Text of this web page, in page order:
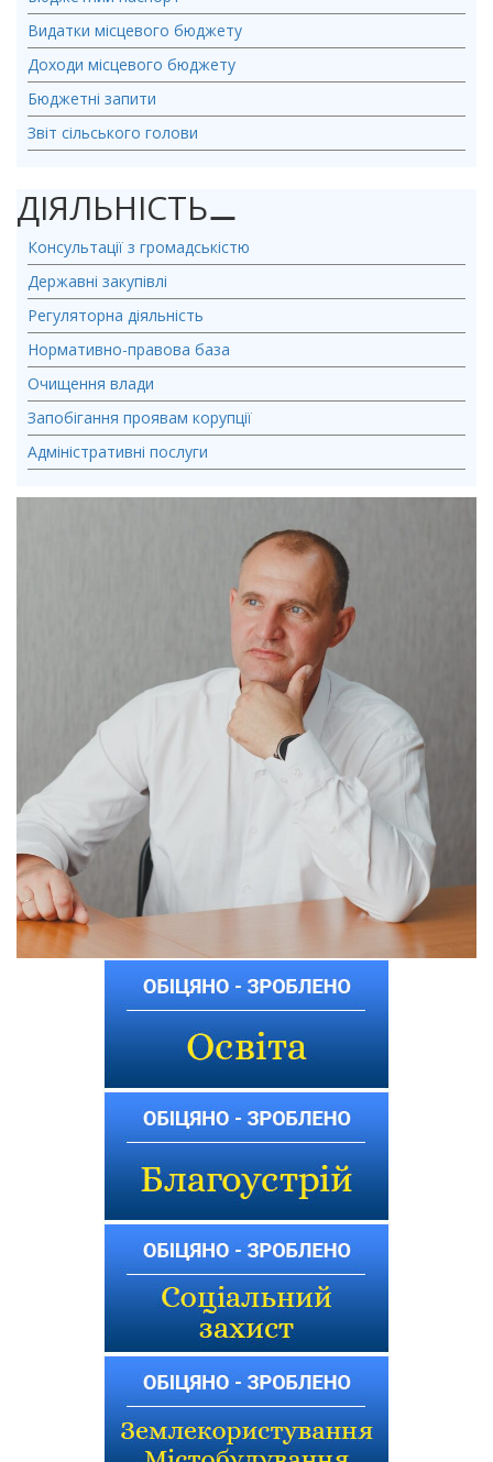
Видатки місцевого бюджету
Доходи місцевого бюджету
Бюджетні запити
Звіт сільського голови
ДІЯЛЬНІСТЬ⚊
Консультації з громадськістю
Державні закупівлі
Регуляторна діяльність
Нормативно-правова база
Очищення влади
Запобігання проявам корупції
Адміністративні послуги